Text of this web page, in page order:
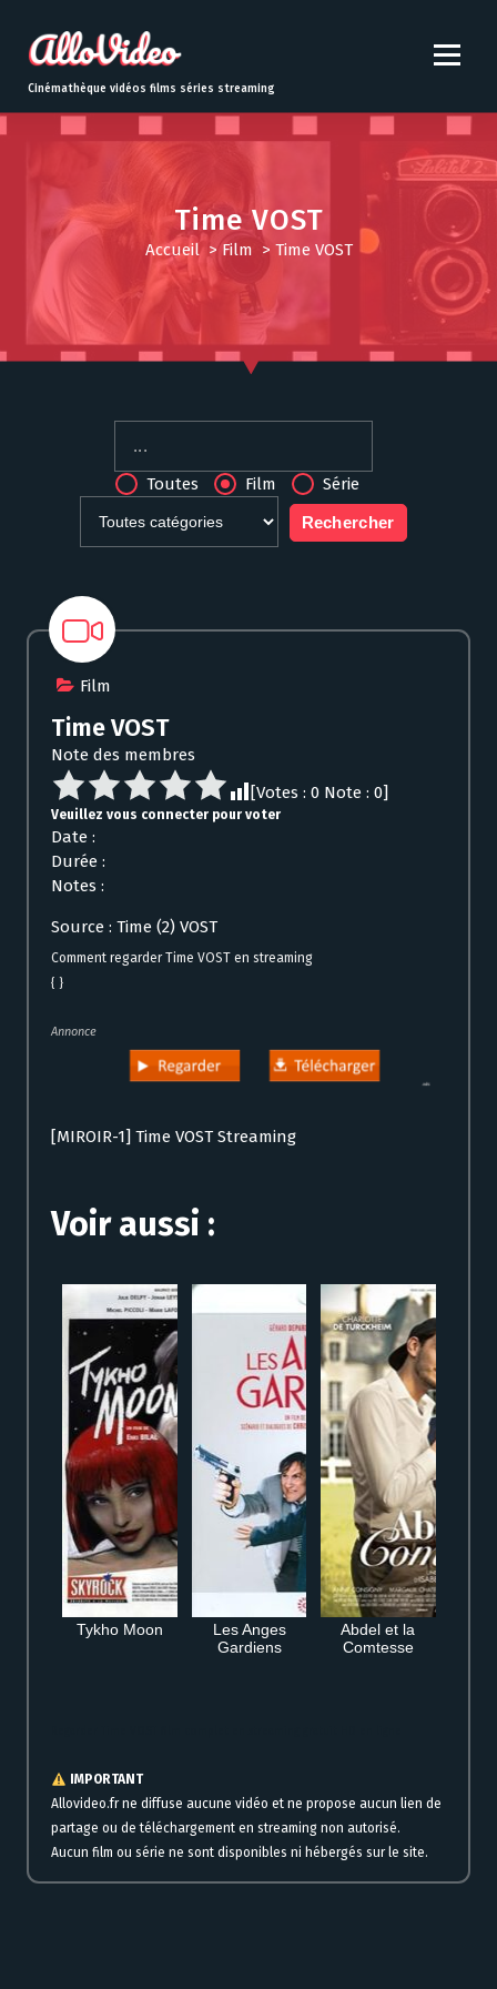
t
o
Cinémathèque vidéos films séries streaming
Time VOST
Accueil>Film > Time VOST
Toutes Film Série
Film
Time VOST
Note des membres
[Votes : 0 Note : 0]
Veuillez vous connecter pour voter
Date :
Durée :
Notes :
Source : Time (2) VOST
Comment regarder Time VOST en streaming
{ }
Annonce
[MIROIR-1] Time VOST Streaming
Voir aussi :
Tykho Moon
Les Anges
Gardiens
Abdel et la
Comtesse
IMPORTANT
Allovideo.fr ne diffuse aucune vidéo et ne propose aucun lien de
partage ou de téléchargement en streaming non autorisé.
Aucun film ou série ne sont disponibles ni hébergés sur le site.